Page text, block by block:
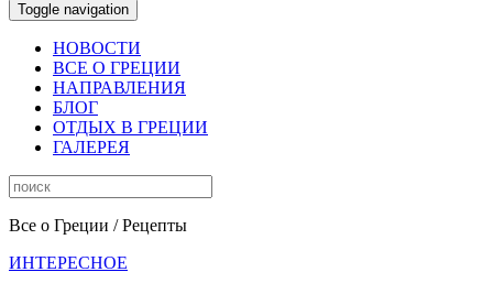
Toggle navigation
НОВОСТИ
ВСЕ О ГРЕЦИИ
НАПРАВЛЕНИЯ
БЛОГ
ОТДЫХ В ГРЕЦИИ
ГАЛЕРЕЯ
Все о Греции / Рецепты
ИНТЕРЕСНОЕ